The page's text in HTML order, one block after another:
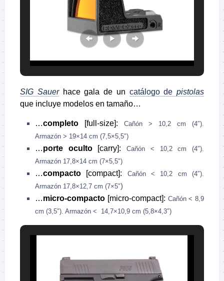
SIG Sauerhace gala de un catálogo de pistolas
que incluye modelos en tamaño…
…completo [full-size]: Cañón > 10,2 cm (4″).
Armazón > 19×14 cm (7,5×5,5″)
…porte oculto[carry]:Cañón < 10,2 cm (4″).
Armazón 17,8×14 cm (7×5,5″)
…compacto [compact]: Cañón < 10,2 cm (4″).
Armazón 17,8×12,7 cm (7×5″)
…micro-compacto [micro-compact]: Cañón < 8,9
cm (3,5″). Armazón < 14,7×10,9 cm (5,8×4,3″)